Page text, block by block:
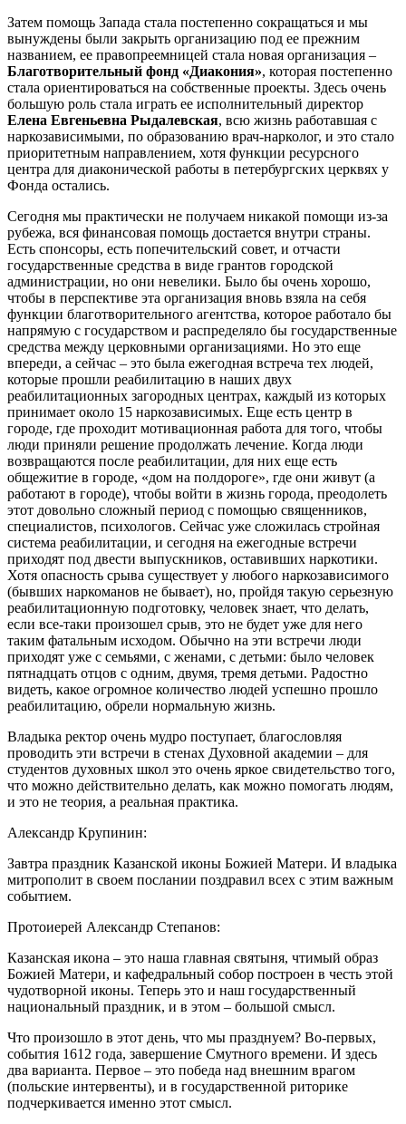
Затем помощь Запада стала постепенно сокращаться и мы
вынуждены были закрыть организацию под ее прежним
названием, ее правопреемницей стала новая организация –
Благотворительный фонд «Диакония», которая постепенно
стала ориентироваться на собственные проекты. Здесь очень
большую роль стала играть ее исполнительный директор
Елена Евгеньевна Рыдалевская, всю жизнь работавшая с
наркозависимыми, по образованию врач-нарколог, и это стало
приоритетным направлением, хотя функции ресурсного
центра для диаконической работы в петербургских церквях у
Фонда остались.
Сегодня мы практически не получаем никакой помощи из-за
рубежа, вся финансовая помощь достается внутри страны.
Есть спонсоры, есть попечительский совет, и отчасти
государственные средства в виде грантов городской
администрации, но они невелики. Было бы очень хорошо,
чтобы в перспективе эта организация вновь взяла на себя
функции благотворительного агентства, которое работало бы
напрямую с государством и распределяло бы государственные
средства между церковными организациями. Но это еще
впереди, а сейчас – это была ежегодная встреча тех людей,
которые прошли реабилитацию в наших двух
реабилитационных загородных центрах, каждый из которых
принимает около 15 наркозависимых. Еще есть центр в
городе, где проходит мотивационная работа для того, чтобы
люди приняли решение продолжать лечение. Когда люди
возвращаются после реабилитации, для них еще есть
общежитие в городе, «дом на полдороге», где они живут (а
работают в городе), чтобы войти в жизнь города, преодолеть
этот довольно сложный период с помощью священников,
специалистов, психологов. Сейчас уже сложилась стройная
система реабилитации, и сегодня на ежегодные встречи
приходят под двести выпускников, оставивших наркотики.
Хотя опасность срыва существует у любого наркозависимого
(бывших наркоманов не бывает), но, пройдя такую серьезную
реабилитационную подготовку, человек знает, что делать,
если все-таки произошел срыв, это не будет уже для него
таким фатальным исходом. Обычно на эти встречи люди
приходят уже с семьями, с женами, с детьми: было человек
пятнадцать отцов с одним, двумя, тремя детьми. Радостно
видеть, какое огромное количество людей успешно прошло
реабилитацию, обрели нормальную жизнь.
Владыка ректор очень мудро поступает, благословляя
проводить эти встречи в стенах Духовной академии – для
студентов духовных школ это очень яркое свидетельство того,
что можно действительно делать, как можно помогать людям,
и это не теория, а реальная практика.
Александр Крупинин:
Завтра праздник Казанской иконы Божией Матери. И владыка
митрополит в своем послании поздравил всех с этим важным
событием.
Протоиерей Александр Степанов:
Казанская икона – это наша главная святыня, чтимый образ
Божией Матери, и кафедральный собор построен в честь этой
чудотворной иконы. Теперь это и наш государственный
национальный праздник, и в этом – большой смысл.
Что произошло в этот день, что мы празднуем? Во-первых,
события 1612 года, завершение Смутного времени. И здесь
два варианта. Первое – это победа над внешним врагом
(польские интервенты), и в государственной риторике
подчеркивается именно этот смысл.